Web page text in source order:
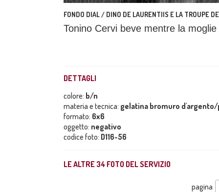
FONDO DIAL / DINO DE LAURENTIIS E LA TROUPE
Tonino Cervi beve mentre la moglie
DETTAGLI
colore: b/n
materia e tecnica: gelatina bromuro
formato: 6x6
oggetto: negativo
codice foto: D116-56
LE ALTRE 34 FOTO DEL SERVIZIO
pagina